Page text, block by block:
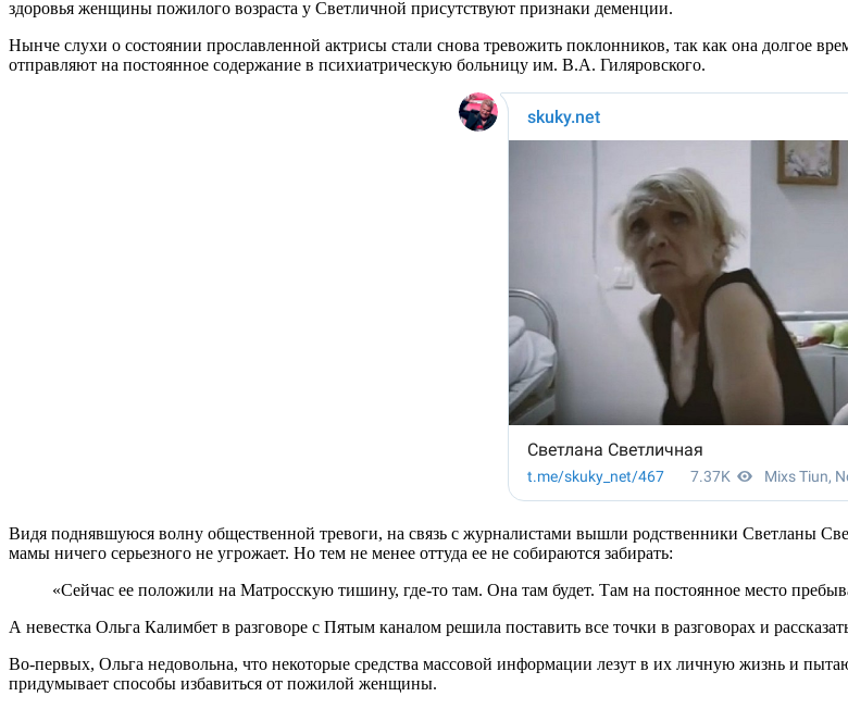
здоровья женщины пожилого возраста у Светличной присутствуют признаки деменции.
Нынче слухи о состоянии прославленной актрисы стали снова тревожить поклонников, так как она долгое
отправляют на постоянное содержание в психиатрическую больницу им. В.А. Гиляровского.
Видя поднявшуюся волну общественной тревоги, на связь с журналистами вышли родственники Светланы
мамы ничего серьезного не угрожает. Но тем не менее оттуда ее не собираются забирать:
«Сейчас ее положили на Матросскую тишину, где-то там. Она там будет. Там на постоянное место
А невестка Ольга Калимбет в разговоре с Пятым каналом решила поставить все точки в разговорах и
Во-первых, Ольга недовольна, что некоторые средства массовой информации лезут в их личную жизнь и
придумывает способы избавиться от пожилой женщины.